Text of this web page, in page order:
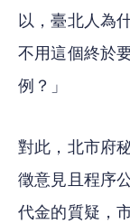
以，臺北人為
不用這個終於
例？」
對此，北市府
徵意見且程序
代金的質疑，